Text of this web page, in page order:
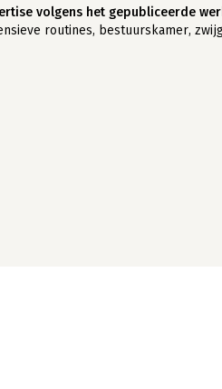
volgens het gepubliceerde
routines, bestuurskamer,